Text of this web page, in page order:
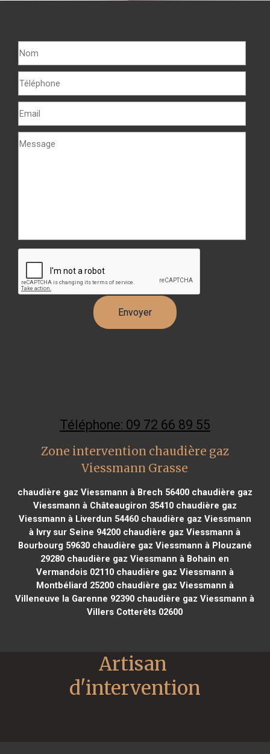
Téléphone: 09 72 66 89 55
Zone intervention chaudière gaz
Viessmann Grasse
chaudière gaz Viessmann à Brech 56400chaudière gaz
Viessmann à Châteaugiron 35410chaudière gaz
Viessmann à Liverdun 54460chaudière gaz Viessmann
à Ivry sur Seine 94200 chaudière gaz Viessmann à
Bourbourg 59630chaudière gaz Viessmann à Plouzané
29280 chaudière gaz Viessmann à Bohain en
Vermandois 02110chaudière gaz Viessmann à
Montbéliard 25200chaudière gaz Viessmann à
Villeneuve la Garenne 92390 chaudière gaz Viessmann à
Villers Cotterêts 02600
Artisan
d'intervention